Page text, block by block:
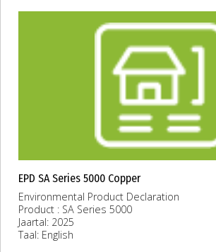
EPD SA Series 5000 Copper
Environmental Product Declaration
Product : SA Series 5000
Jaartal: 2025
Taal: English